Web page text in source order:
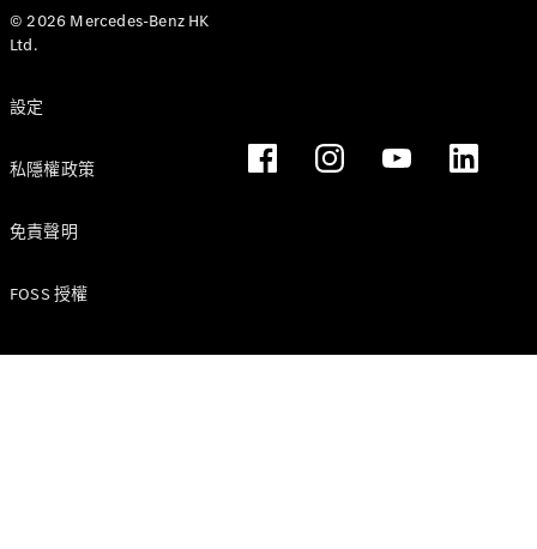
MPVs
© 2026 Mercedes-Benz HK
Ltd.
設定
私隱權政策
免責聲明
FOSS 授權